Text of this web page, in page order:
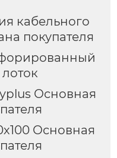
кабельного
покупателя
Основная
Основная